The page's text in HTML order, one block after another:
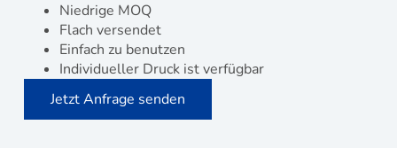
Niedrige MOQ
Flach versendet
Einfach zu benutzen
Individueller Druck ist verfügbar
Jetzt Anfrage senden